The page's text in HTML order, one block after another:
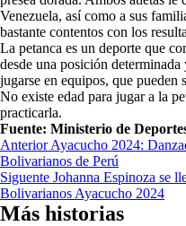
Venezuela, así como a sus
bastante contentos con los
La petanca es un deporte que
desde una posición
jugarse en equipos, que pueden
No existe edad para jugar a la
practicarla.
Fuente: Ministerio de
Navegación
de
entradas
AnteriorAyacucho 2024:
Bolivarianos de Perú
Siguente Johanna Espinoza se
Bolivarianos Ayacucho 2024
Más historias